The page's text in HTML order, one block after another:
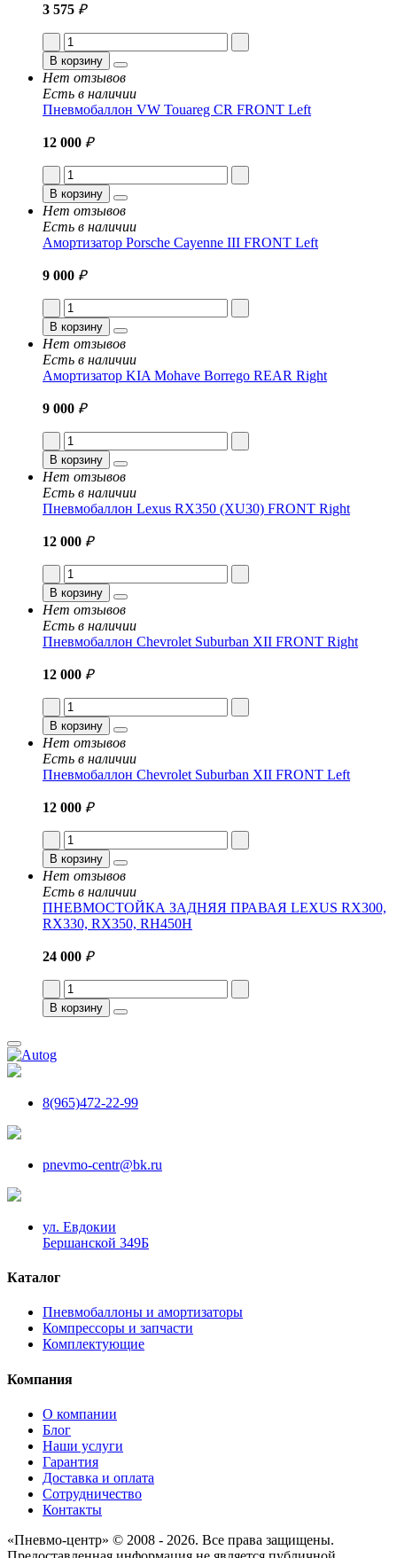
3 575 ₽
В корзину
Нет отзывов
Есть в наличии
Пневмобаллон VW Touareg CR FRONT Left
12 000 ₽
В корзину
Нет отзывов
Есть в наличии
Амортизатор Porsche Cayenne III FRONT Left
9 000 ₽
В корзину
Нет отзывов
Есть в наличии
Амортизатор KIA Mohave Borrego REAR Right
9 000 ₽
В корзину
Нет отзывов
Есть в наличии
Пневмобаллон Lexus RX350 (XU30) FRONT Right
12 000 ₽
В корзину
Нет отзывов
Есть в наличии
Пневмобаллон Chevrolet Suburban XII FRONT Right
12 000 ₽
В корзину
Нет отзывов
Есть в наличии
Пневмобаллон Chevrolet Suburban XII FRONT Left
12 000 ₽
В корзину
Нет отзывов
Есть в наличии
ПНЕВМОСТОЙКА ЗАДНЯЯ ПРАВАЯ LEXUS RX300,
RX330, RX350, RH450H
24 000 ₽
В корзину
8(965)472-22-99
pnevmo-centr@bk.ru
ул. Евдокии
Бершанской 349Б
Каталог
Пневмобаллоны и амортизаторы
Компрессоры и запчасти
Комплектующие
Компания
О компании
Блог
Наши услуги
Гарантия
Доставка и оплата
Сотрудничество
Контакты
«Пневмо-центр» © 2008 - 2026. Все права защищены.